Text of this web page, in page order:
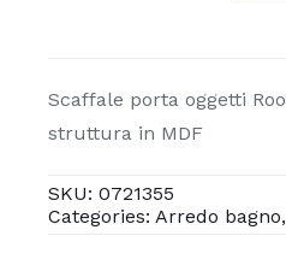
quantità
Scaffale porta oggetti
struttura in MDF
SKU: 0721355
Categories: Arredo bagno,